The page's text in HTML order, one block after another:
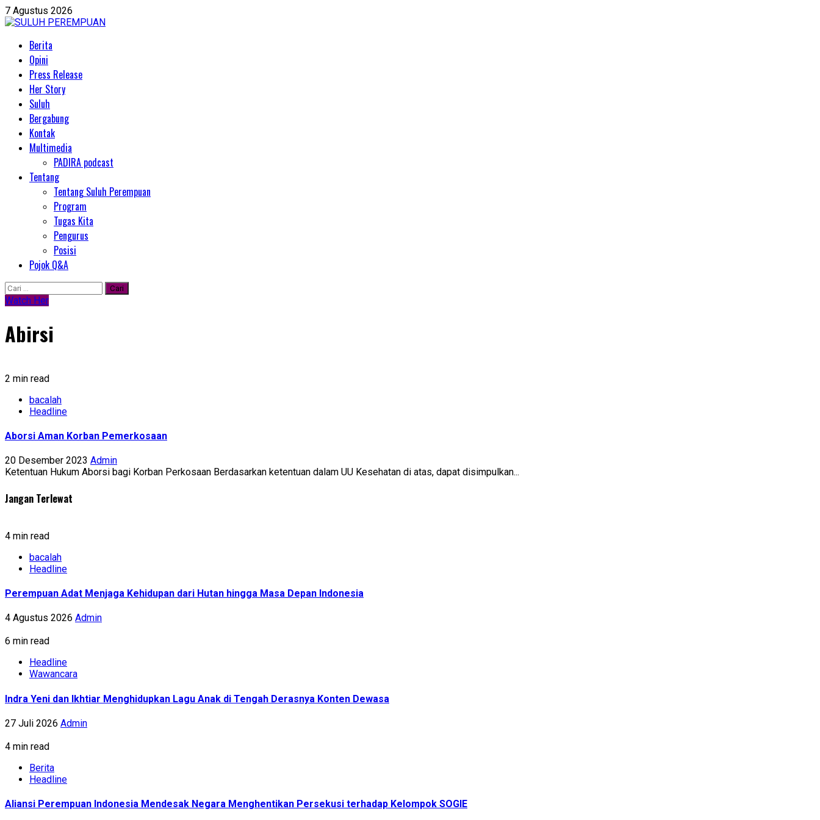
Skip
to
7 Agustus 2026
PrimaryBerita
Opini
Press Release
Her Story
Suluh
Bergabung
Kontak
Multimedia
PADIRA podcast
Tentang
Tentang Suluh Perempuan
Program
Tugas Kita
Pengurus
Posisi
Pojok Q&A
Cari
untuk:
Watch Her
Abirsi
2 min read
bacalah
Headline
Aborsi Aman Korban Pemerkosaan
20 Desember 2023 Admin
Ketentuan Hukum Aborsi bagi Korban Perkosaan Berdasarkan ketentuan dalam UU Kesehatan di atas, dapat disimpulkan...
Jangan Terlewat
4 min read
bacalah
Headline
Perempuan Adat Menjaga Kehidupan dari Hutan hingga Masa Depan Indonesia
4 Agustus 2026 Admin
6 min read
Headline
Wawancara
Indra Yeni dan Ikhtiar Menghidupkan Lagu Anak di Tengah Derasnya Konten Dewasa
27 Juli 2026 Admin
4 min read
Berita
Headline
Aliansi Perempuan Indonesia Mendesak Negara Menghentikan Persekusi terhadap Kelompok SOGIE